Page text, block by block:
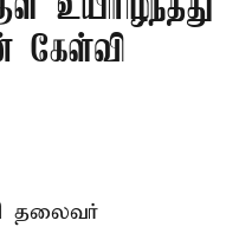
உயிரிழந்தது
கேள்வி
தலைவர்